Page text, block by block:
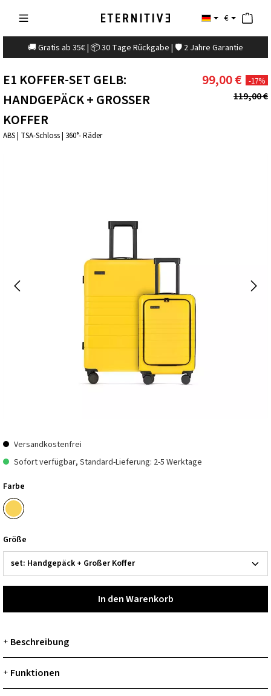
€
🚚 Gratis ab 35€ | 📦 30 Tage Rückgabe | 🛡️ 2 Jahre Garantie
E1 KOFFER-SET GELB:
HANDGEPÄCK + GROSSER K
OFFER
ABS | TSA-Schloss | 360°- Räder
99,00 € -17%
119,00 €
Versandkostenfrei
Sofort verfügbar, Standard-Lieferung: 2-5 Werktage
Farbe
Größe
In den Warenkorb
+ Beschreibung
+ Funktionen